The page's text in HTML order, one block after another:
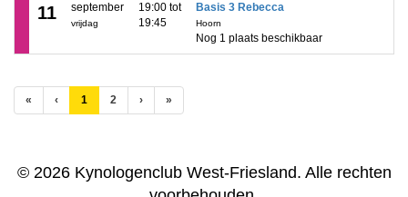
11 september
vrijdag
19:00 tot
19:45
Basis 3 Rebecca
Hoorn
Nog 1 plaats beschikbaar
« ‹ 1 (huidige)
2 › »
© 2026 Kynologenclub West-Friesland. Alle rechten